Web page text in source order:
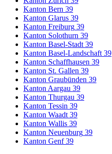
Kanton Bern 39
Kanton Glarus 39
Kanton Freiburg 39
Kanton Solothurn 39
Kanton Basel-Stadt 39
Kanton Basel-Landschaft 39
Kanton Schaffhausen 39
Kanton St. Gallen 39
Kanton Graubünden 39
Kanton Aargau 39
Kanton Thurgau 39
Kanton Tessin 39
Kanton Waadt 39
Kanton Wallis 39
Kanton Neuenburg 39
Kanton Genf 39